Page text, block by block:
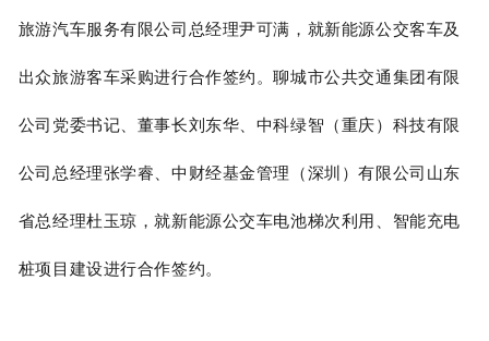
旅游汽车服务有限公司总经理尹可满，就新能源公交客车及
出众旅游客车采购进行合作签约。聊城市公共交通集团有限
公司党委书记、董事长刘东华、中科绿智（重庆）科技有限
公司总经理张学睿、中财经基金管理（深圳）有限公司山东
省总经理杜玉琼，就新能源公交车电池梯次利用、智能充电
桩项目建设进行合作签约。